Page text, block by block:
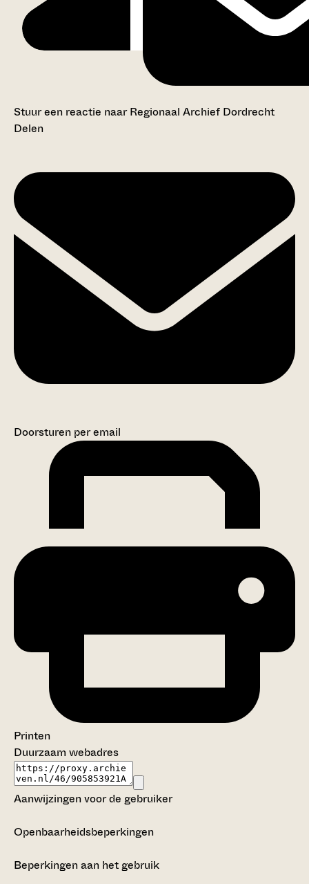
Stuur een reactie naar Regionaal Archief Dordrecht
Delen
Doorsturen per email
Printen
Duurzaam webadres
Aanwijzingen voor de gebruiker
Openbaarheidsbeperkingen
Beperkingen aan het gebruik